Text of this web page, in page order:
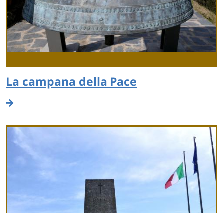
La campana della Pace